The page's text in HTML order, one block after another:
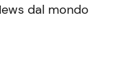
dal mondo